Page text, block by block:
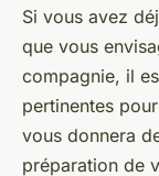
Si vous avez
que vous
compagnie, il
pertinentes
vous donnera
préparation de